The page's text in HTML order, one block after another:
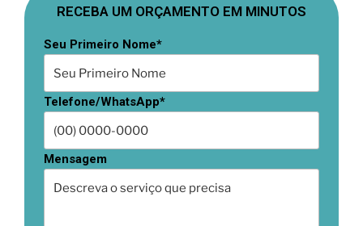
RECEBA UM ORÇAMENTO EM MINUTOS
Seu Primeiro Nome*
Telefone/WhatsApp*
Mensagem